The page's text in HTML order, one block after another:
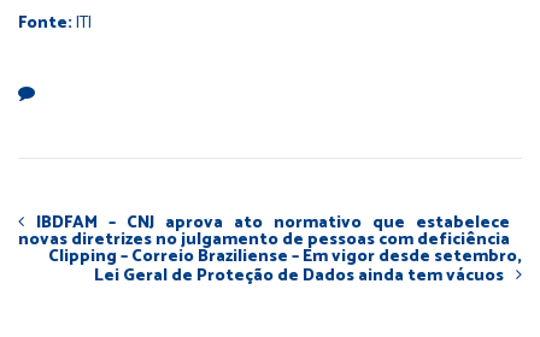
Fonte:ITI
IBDFAM – CNJ aprova ato normativo que estabelece
novas diretrizes no julgamento de pessoas com deficiência
Clipping – Correio Braziliense – Em vigor desde setembro,
Lei Geral de Proteção de Dados ainda tem vácuos